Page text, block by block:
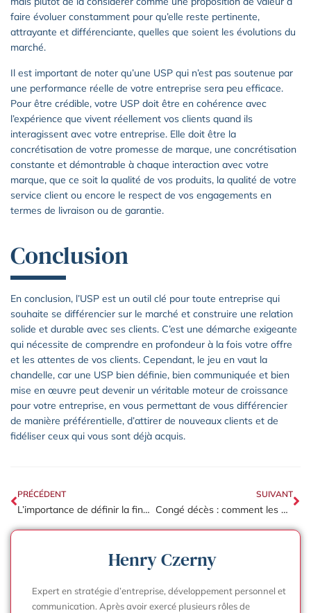
faire évoluer constamment pour qu’elle reste pertinente,
attrayante et différenciante, quelles que soient les évolutions du
marché.
Il est important de noter qu’une USP qui n’est pas soutenue par
une performance réelle de votre entreprise sera peu efficace.
Pour être crédible, votre USP doit être en cohérence avec
l’expérience que vivent réellement vos clients quand ils
interagissent avec votre entreprise. Elle doit être la
concrétisation de votre promesse de marque, une concrétisation
constante et démontrable à chaque interaction avec votre
marque, que ce soit la qualité de vos produits, la qualité de votre
service client ou encore le respect de vos engagements en
termes de livraison ou de garantie.
Conclusion
En conclusion, l’USP est un outil clé pour toute entreprise qui
souhaite se différencier sur le marché et construire une relation
solide et durable avec ses clients. C’est une démarche exigeante
qui nécessite de comprendre en profondeur à la fois votre offre
et les attentes de vos clients. Cependant, le jeu en vaut la
chandelle, car une USP bien définie, bien communiquée et bien
mise en œuvre peut devenir un véritable moteur de croissance
pour votre entreprise, en vous permettant de vous différencier
de manière préférentielle, d’attirer de nouveaux clients et de
fidéliser ceux qui vous sont déjà acquis.
PRÉCÉDENT
L’importance de définir la finalité de votre entreprise : le secret pour une entreprise durable
SUIVANT
Congé décès : comment les entreprises peuvent soutenir leurs employés en deuil ?
Henry Czerny
Expert en stratégie d’entreprise, développement personnel et
communication. Après avoir exercé plusieurs rôles de